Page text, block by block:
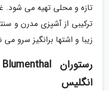
ترکیبی از آشپزی مدرن و
زیبا و اشتها برانگیز سرو
انگلیس